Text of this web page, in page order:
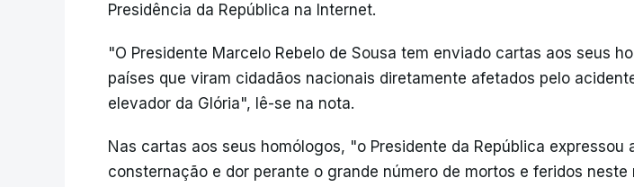
Presidência da República na Internet.
"O Presidente Marcelo Rebelo de Sousa tem enviado cartas aos seus
países que viram cidadãos nacionais diretamente afetados pelo
elevador da Glória", lê-se na nota.
Nas cartas aos seus homólogos, "o Presidente da República expressou
consternação e dor perante o grande número de mortos e feridos neste